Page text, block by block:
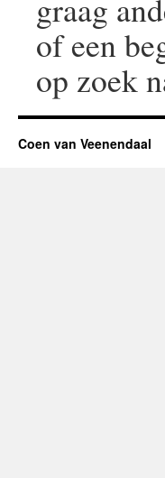
graag
of een
op zoek
Coen van Veenendaal